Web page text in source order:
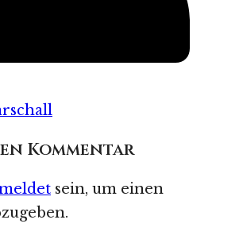
Kommentar
sein, um einen